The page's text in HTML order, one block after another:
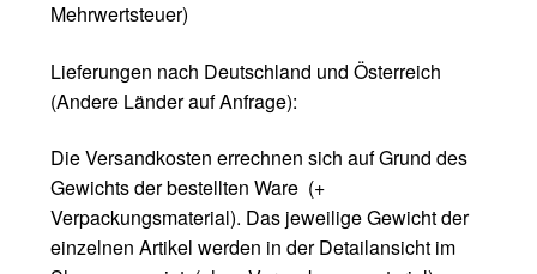
Mehrwertsteuer)
Lieferungen nach Deutschland und Österreich
(Andere Länder auf Anfrage):
Die Versandkosten errechnen sich auf Grund des
Gewichts der bestellten Ware (+
Verpackungsmaterial). Das jeweilige Gewicht der
einzelnen Artikel werden in der Detailansicht im